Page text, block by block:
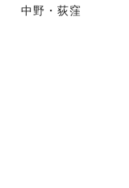
中野・荻窪